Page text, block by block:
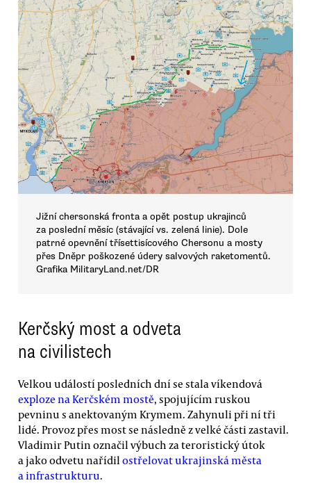
Jižní chersonská fronta a opět postup ukrajinců
za poslední měsíc (stávající vs. zelená linie). Dole
patrné opevnění třísettisícového Chersonu a mosty
přes Dněpr poškozené údery salvových raketomentů.
Grafika MilitaryLand.net/DR
Kerčský most a odveta
na civilistech
Velkou událostí posledních dní se stala víkendová
exploze na Kerčském mostě, spojujícím ruskou
pevninu s anektovaným Krymem. Zahynuli při ní tři
lidé. Provoz přes most se následně z velké části zastavil.
Vladimir Putin označil výbuch za teroristický útok
a jako odvetu nařídil ostřelovat ukrajinská města
a infrastrukturu.